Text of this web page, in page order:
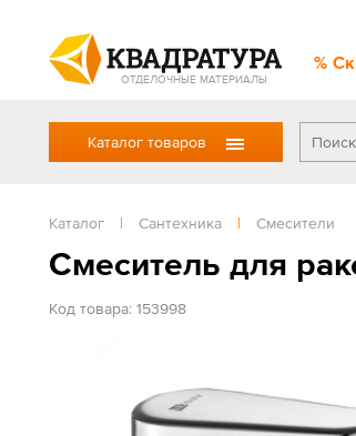
ОТДЕЛОЧНЫЕ МАТЕРИАЛЫ
Каталог товаров
Каталог | Сантехника | Смесители
Смеситель для
Код товара: 153998